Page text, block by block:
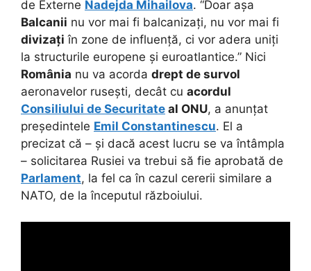
de Externe Nadejda Mihailova. “Doar așa
Balcanii nu vor mai fi balcanizați, nu vor mai fi
divizați în zone de influență, ci vor adera uniți
la structurile europene și euroatlantice.” Nici
România nu va acorda drept de survol
aeronavelor rusești, decât cu acordul
Consiliului de Securitate al ONU, a anunțat
președintele Emil Constantinescu. El a
precizat că – și dacă acest lucru se va întâmpla
– solicitarea Rusiei va trebui să fie aprobată de
Parlament, la fel ca în cazul cererii similare a
NATO, de la începutul războiului.